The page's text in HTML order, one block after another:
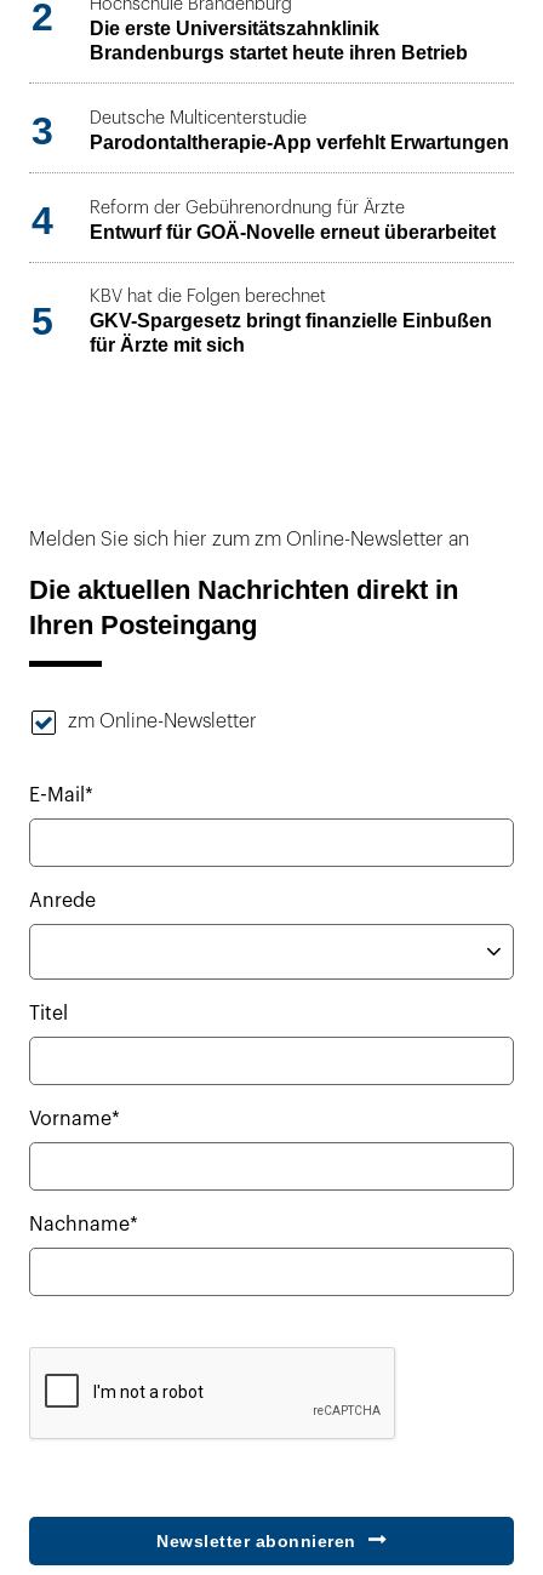
2 Hochschule Brandenburg
Die erste Universitätszahnklinik
Brandenburgs startet heute ihren Betrieb
3 Deutsche Multicenterstudie
Parodontaltherapie-App verfehlt Erwartungen
4 Reform der Gebührenordnung für Ärzte
Entwurf für GOÄ-Novelle erneut überarbeitet
5
KBV hat die Folgen berechnet
GKV-Spargesetz bringt finanzielle Einbußen
für Ärzte mit sich
Melden Sie sich hier zum zm Online-Newsletter an
Die aktuellen Nachrichten direkt in
Ihren Posteingang
zm Online-Newsletter
E-Mail*
Anrede
Titel
Vorname*
Nachname*
Newsletter abonnieren